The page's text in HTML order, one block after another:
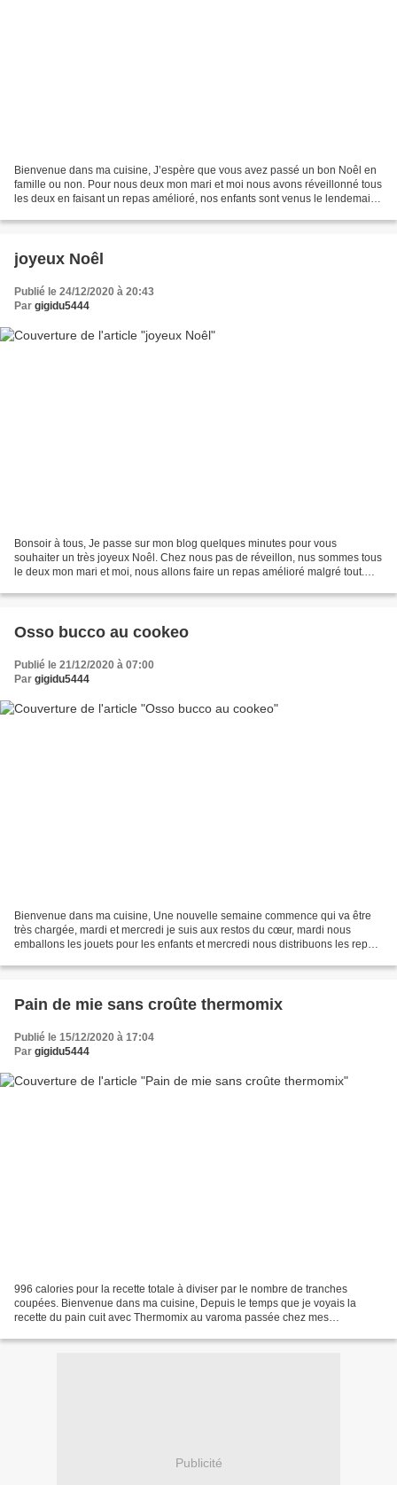
Bienvenue dans ma cuisine, J’espère que vous avez passé un bon Noêl en
famille ou non. Pour nous deux mon mari et moi nous avons réveillonné tous
les deux en faisant un repas amélioré, nos enfants sont venus le lendemain,
joyeux Noêl
Publié le 24/12/2020 à 20:43
Par gigidu5444
Bonsoir à tous, Je passe sur mon blog quelques minutes pour vous
souhaiter un très joyeux Noêl. Chez nous pas de réveillon, nus sommes tous
le deux mon mari et moi, nous allons faire un repas amélioré malgré tout.
Osso bucco au cookeo
Publié le 21/12/2020 à 07:00
Par gigidu5444
Bienvenue dans ma cuisine, Une nouvelle semaine commence qui va être
très chargée, mardi et mercredi je suis aux restos du cœur, mardi nous
emballons les jouets pour les enfants et mercredi nous distribuons les repas
Pain de mie sans croûte thermomix
Publié le 15/12/2020 à 17:04
Par gigidu5444
996 calories pour la recette totale à diviser par le nombre de tranches
coupées. Bienvenue dans ma cuisine, Depuis le temps que je voyais la
recette du pain cuit avec Thermomix au varoma passée chez mes
Publicité